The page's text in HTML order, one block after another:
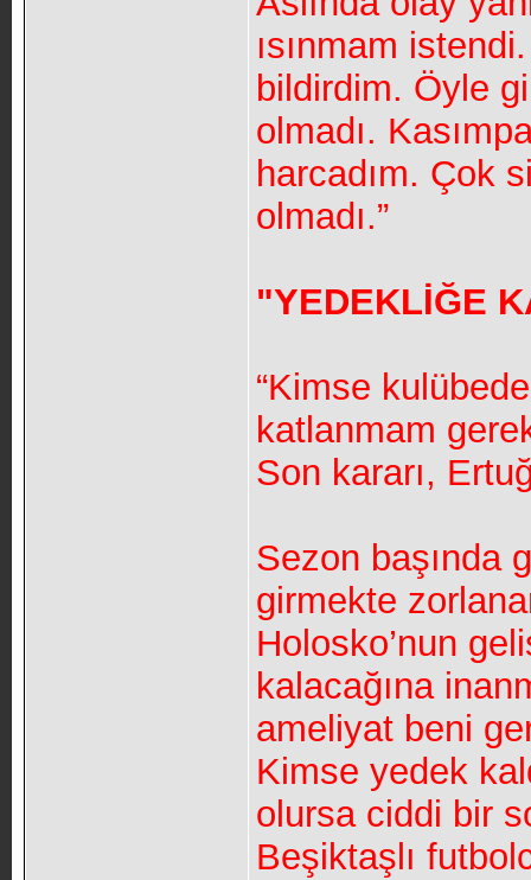
ısınmam
bildirdim. Öyle
olmadı.
harcadım. Çok
olmadı.”
"YEDEKLİĞE
“Kimse
katlanmam
Son kararı,
Sezon başında
girmekte
Holosko’nun
kalacağına
ameliyat beni
Kimse yedek
olursa ciddi bir
Beşiktaşlı